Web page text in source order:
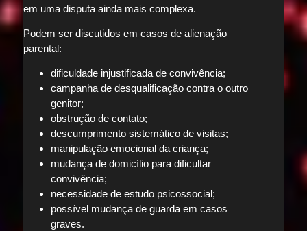
em uma disputa ainda mais complexa.
Podem ser discutidos em casos de alienação
parental:
dificuldade injustificada de convivência;
campanha de desqualificação contra o outro
genitor;
obstrução de contato;
descumprimento sistemático de visitas;
manipulação emocional da criança;
mudança de domicílio para dificultar
convivência;
necessidade de estudo psicossocial;
possível mudança de guarda em casos
graves.